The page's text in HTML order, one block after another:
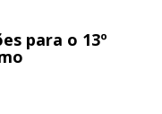
para o 13º